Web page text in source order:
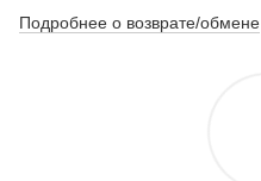
Подробнее о возврате/обмене